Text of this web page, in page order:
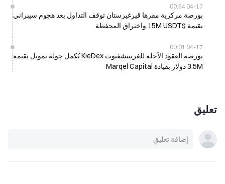
04-17 00:54
بورصة مركزية مقرها قيرغيزستان توقف التداول بعد هجوم سيبراني
بقيمة $15M USDT واختراق المحفظة
04-17 00:01
بورصة العقود الآجلة للغريبتشفيوت KieDex تُكمل جولة تمويل بقيمة
3.5M دولار بقيادة Marqel Capital
تعليق